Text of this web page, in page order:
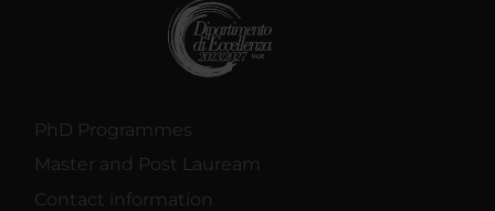
PhD Programmes
Master and Post Lauream
Contact information